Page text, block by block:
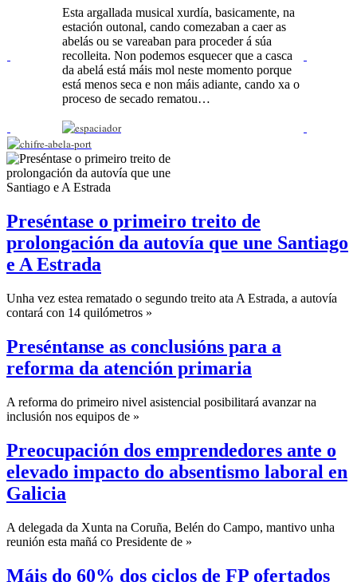
Esta argallada musical xurdía, basicamente, na
estación outonal, cando comezaban a caer as
abelás ou se vareaban para proceder á súa
recolleita. Non podemos esquecer que a casca
da abelá está máis mol neste momento porque
está menos seca e non máis adiante, cando xa o
proceso de secado rematou…
Preséntase o primeiro treito de
prolongación da autovía que une Santiago
e A Estrada
Unha vez estea rematado o segundo treito ata A Estrada, a autovía
contará con 14 quilómetros »
Preséntanse as conclusións para a
reforma da atención primaria
A reforma do primeiro nivel asistencial posibilitará avanzar na
inclusión nos equipos de »
Preocupación dos emprendedores ante o
elevado impacto do absentismo laboral en
Galicia
A delegada da Xunta na Coruña, Belén do Campo, mantivo unha
reunión esta mañá co Presidente de »
Máis do 60% dos ciclos de FP ofertados